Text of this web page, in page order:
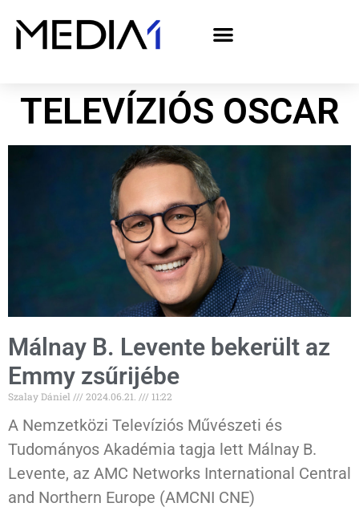
TELEVÍZIÓS OSCAR
Málnay B. Levente bekerült az
Emmy zsűrijébe
Szalay Dániel 2024.06.21. 11:22
A Nemzetközi Televíziós Művészeti és
Tudományos Akadémia tagja lett Málnay B.
Levente, az AMC Networks International Central
and Northern Europe (AMCNI CNE)